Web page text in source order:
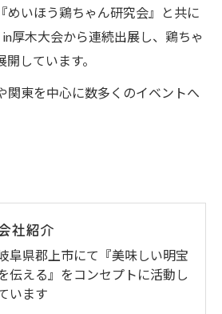
めいほう鶏ちゃん研究会』と共に
厚木大会から連続出展し、鶏ちゃ
しています。
関東を中心に数多くのイベントへ
社紹介
阜県郡上市にて『美味しい明宝
伝える』をコンセプトに活動し
います